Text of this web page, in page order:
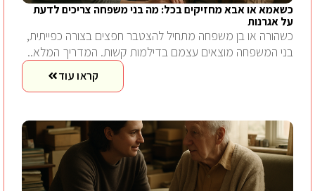
כשאמא או אבא מחזיקים בכל: מה בני משפחה צריכים לדעת
על אגרנות
כשהורה או בן משפחה מתחיל להצטבר חפצים בצורה כפייתית,
בני המשפחה מוצאים עצמם בדילמות קשות. המדריך המלא..
קראו עוד